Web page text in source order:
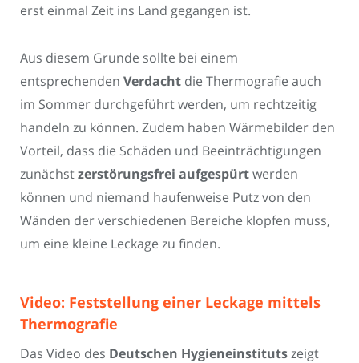
erst einmal Zeit ins Land gegangen ist.
Aus diesem Grunde sollte bei einem
entsprechenden Verdacht die Thermografie auch
im Sommer durchgeführt werden, um rechtzeitig
handeln zu können. Zudem haben Wärmebilder den
Vorteil, dass die Schäden und Beeinträchtigungen
zunächstzerstörungsfrei aufgespürtwerden
können und niemand haufenweise Putz von den
Wänden der verschiedenen Bereiche klopfen muss,
um eine kleine Leckage zu finden.
Video: Feststellung einer Leckage mittels
Thermografie
Das Video des Deutschen Hygieneinstitutszeigt